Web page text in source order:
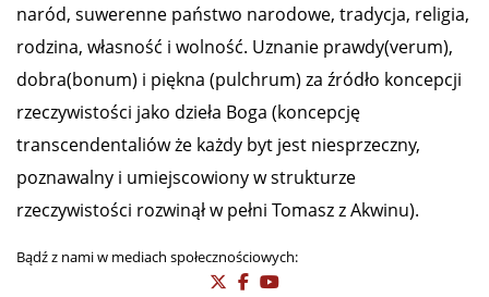
naród, suwerenne państwo narodowe, tradycja, religia,
rodzina, własność i wolność. Uznanie prawdy(verum),
dobra(bonum) i piękna (pulchrum) za źródło koncepcji
rzeczywistości jako dzieła Boga (koncepcję
transcendentaliów że każdy byt jest niesprzeczny,
poznawalny i umiejscowiony w strukturze
rzeczywistości rozwinął w pełni Tomasz z Akwinu).
Bądź z nami w mediach społecznościowych: